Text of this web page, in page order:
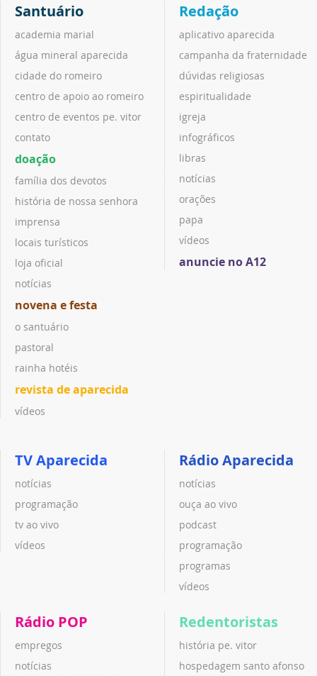
Santuário
academia marial
água mineral aparecida
cidade do romeiro
centro de apoio ao romeiro
centro de eventos pe. vitor
contato
doação
família dos devotos
história de nossa senhora
imprensa
locais turísticos
loja oficial
notícias
novena e festa
o santuário
pastoral
rainha hotéis
revista de aparecida
vídeos
Redação
aplicativo aparecida
campanha da fraternidade
dúvidas religiosas
espiritualidade
igreja
infográficos
libras
notícias
orações
papa
vídeos
anuncie no A12
TV Aparecida
notícias
programação
tv ao vivo
vídeos
Rádio Aparecida
notícias
ouça ao vivo
podcast
programação
programas
vídeos
Rádio POP
empregos
notícias
Redentoristas
história pe. vitor
hospedagem santo afonso